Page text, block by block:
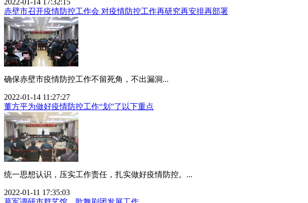
赤壁市召开疫情防控工作会 对疫情防控工作再研究再安排再部署
确保赤壁市疫情防控工作不留死角，不出漏洞...
2022-01-14 11:27:27
董方平为做好疫情防控工作“划”了以下重点
统一思想认识，压实工作责任，扎实做好疫情防控。...
2022-01-11 17:35:03